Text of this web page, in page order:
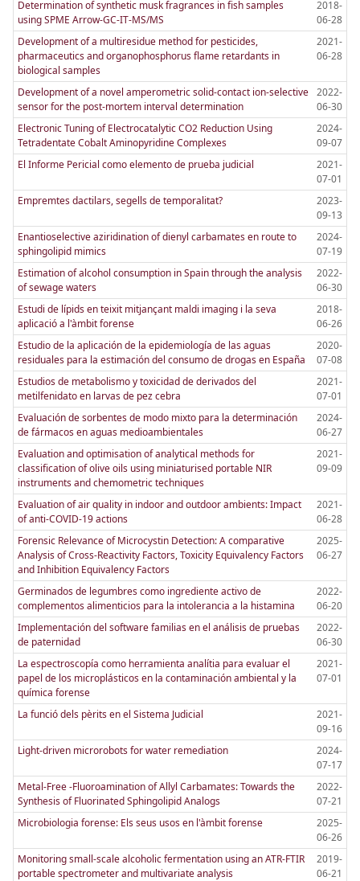
Determination of synthetic musk fragrances in fish samples
using SPME Arrow-GC-IT-MS/MS
2018-
06-28
Development of a multiresidue method for pesticides,
pharmaceutics and organophosphorus flame retardants in
biological samples
2021-
06-28
Development of a novel amperometric solid-contact ion-selective
sensor for the post-mortem interval determination
2022-
06-30
Electronic Tuning of Electrocatalytic CO2 Reduction Using
Tetradentate Cobalt Aminopyridine Complexes
2024-
09-07
El Informe Pericial como elemento de prueba judicial
2021-
07-01
Empremtes dactilars, segells de temporalitat?
2023-
09-13
Enantioselective aziridination of dienyl carbamates en route to
sphingolipid mimics
2024-
07-19
Estimation of alcohol consumption in Spain through the analysis
of sewage waters
2022-
06-30
Estudi de lípids en teixit mitjançant maldi imaging i la seva
aplicació a l'àmbit forense
2018-
06-26
Estudio de la aplicación de la epidemiología de las aguas
residuales para la estimación del consumo de drogas en España
2020-
07-08
Estudios de metabolismo y toxicidad de derivados del
metilfenidato en larvas de pez cebra
2021-
07-01
Evaluación de sorbentes de modo mixto para la determinación
de fármacos en aguas medioambientales
2024-
06-27
Evaluation and optimisation of analytical methods for
classification of olive oils using miniaturised portable NIR
instruments and chemometric techniques
2021-
09-09
Evaluation of air quality in indoor and outdoor ambients: Impact
of anti-COVID-19 actions
2021-
06-28
Forensic Relevance of Microcystin Detection: A comparative
Analysis of Cross-Reactivity Factors, Toxicity Equivalency Factors
and Inhibition Equivalency Factors
2025-
06-27
Germinados de legumbres como ingrediente activo de
complementos alimenticios para la intolerancia a la histamina
2022-
06-20
Implementación del software familias en el análisis de pruebas
de paternidad
2022-
06-30
La espectroscopía como herramienta analítia para evaluar el
papel de los microplásticos en la contaminación ambiental y la
química forense
2021-
07-01
La funció dels pèrits en el Sistema Judicial
2021-
09-16
Light-driven microrobots for water remediation
2024-
07-17
Metal-Free -Fluoroamination of Allyl Carbamates: Towards the
Synthesis of Fluorinated Sphingolipid Analogs
2022-
07-21
Microbiologia forense: Els seus usos en l'àmbit forense
2025-
06-26
Monitoring small-scale alcoholic fermentation using an ATR-FTIR
portable spectrometer and multivariate analysis
2019-
06-21